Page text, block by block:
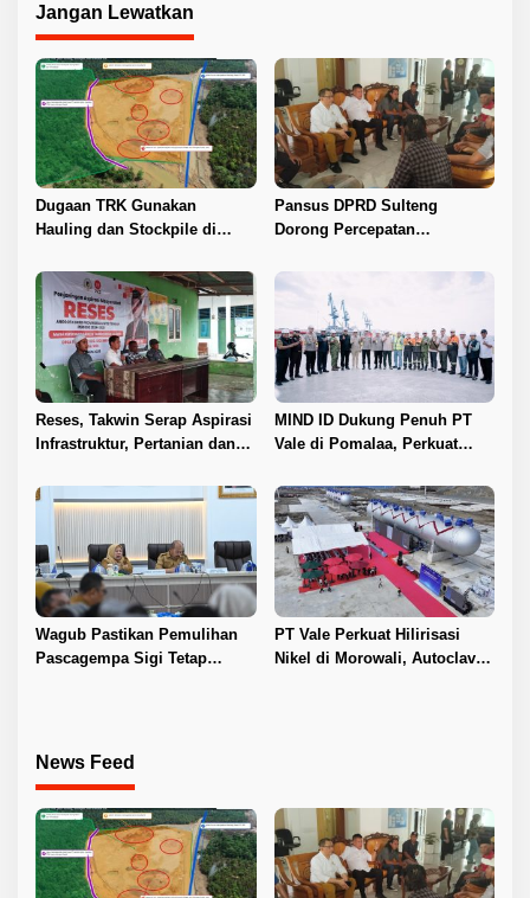
g
a
s
i
p
o
s
Jangan Lewatkan
Dugaan TRK Gunakan
Hauling dan Stockpile di
Antam Buka Peta IUP
Pansus DPRD Sulteng
Dorong Percepatan
Sawit di Toli-Toli
Reses, Takwin Serap Aspirasi
Infrastruktur, Pertanian dan
MIND ID Dukung Penuh PT
Vale di Pomalaa, Perkuat
Hilirisasi Nikel
Wagub Pastikan Pemulihan
Pascagempa Sigi Tetap
PT Vale Perkuat Hilirisasi
Nikel di Morowali, Autoclave
News Feed